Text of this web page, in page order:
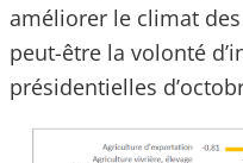
améliorer le climat
peut-être la volonté
présidentielles